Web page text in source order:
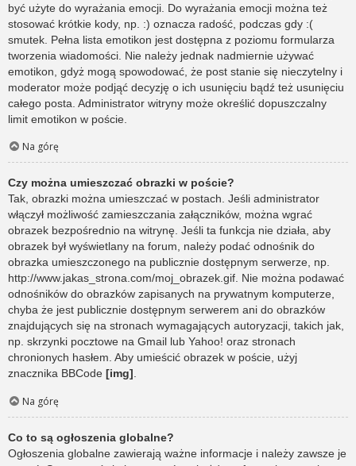
być użyte do wyrażania emocji. Do wyrażania emocji można też
stosować krótkie kody, np. :) oznacza radość, podczas gdy :(
smutek. Pełna lista emotikon jest dostępna z poziomu formularza
tworzenia wiadomości. Nie należy jednak nadmiernie używać
emotikon, gdyż mogą spowodować, że post stanie się nieczytelny i
moderator może podjąć decyzję o ich usunięciu bądź też usunięciu
całego posta. Administrator witryny może określić dopuszczalny
limit emotikon w poście.
Na górę
Czy można umieszczać obrazki w poście?
Tak, obrazki można umieszczać w postach. Jeśli administrator
włączył możliwość zamieszczania załączników, można wgrać
obrazek bezpośrednio na witrynę. Jeśli ta funkcja nie działa, aby
obrazek był wyświetlany na forum, należy podać odnośnik do
obrazka umieszczonego na publicznie dostępnym serwerze, np.
http://www.jakas_strona.com/moj_obrazek.gif. Nie można podawać
odnośników do obrazków zapisanych na prywatnym komputerze,
chyba że jest publicznie dostępnym serwerem ani do obrazków
znajdujących się na stronach wymagających autoryzacji, takich jak,
np. skrzynki pocztowe na Gmail lub Yahoo! oraz stronach
chronionych hasłem. Aby umieścić obrazek w poście, użyj
znacznika BBCode [img].
Na górę
Co to są ogłoszenia globalne?
Ogłoszenia globalne zawierają ważne informacje i należy zawsze je